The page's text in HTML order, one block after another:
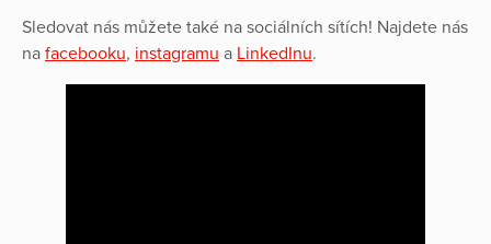
Sledovat nás můžete také na sociálních sítích! Najdete nás
na facebooku, instagramu a LinkedInu.